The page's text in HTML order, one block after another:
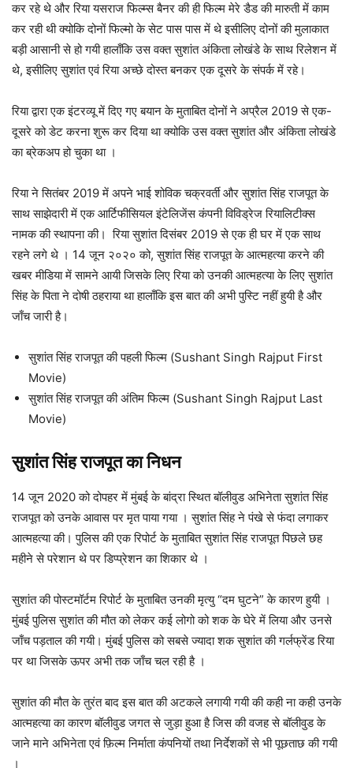
कर रहे थे और रिया यसराज फिल्म्स बैनर की ही फिल्म मेरे डैड की मारुती में काम
कर रही थी क्योकि दोनों फिल्मो के सेट पास पास में थे इसीलिए दोनों की मुलाकात
बड़ी आसानी से हो गयी हालाँकि उस वक्त सुशांत अंकिता लोखंडे के साथ रिलेशन में
थे, इसीलिए सुशांत एवं रिया अच्छे दोस्त बनकर एक दूसरे के संपर्क में रहे।
रिया द्वारा एक इंटरव्यू में दिए गए बयान के मुताबित दोनों ने अप्रैल 2019 से एक-
दूसरे को डेट करना शुरू कर दिया था क्योकि उस वक्त सुशांत और अंकिता लोखंडे
का ब्रेकअप हो चुका था ।
रिया ने सितंबर 2019 में अपने भाई शोविक चक्रवर्ती और सुशांत सिंह राजपूत के
साथ साझेदारी में एक आर्टिफीसियल इंटेलिजेंस कंपनी विविड्रेज रियालिटीक्स
नामक की स्थापना की। रिया सुशांत दिसंबर 2019 से एक ही घर में एक साथ
रहने लगे थे । 14 जून २०२० को, सुशांत सिंह राजपूत के आत्महत्या करने की
खबर मीडिया में सामने आयी जिसके लिए रिया को उनकी आत्महत्या के लिए सुशांत
सिंह के पिता ने दोषी ठहराया था हालाँकि इस बात की अभी पुस्टि नहीं हुयी है और
जाँच जारी है।
सुशांत सिंह राजपूत की पहली फिल्म (Sushant Singh Rajput First
Movie)
सुशांत सिंह राजपूत की अंतिम फिल्म (Sushant Singh Rajput Last
Movie)
सुशांत सिंह राजपूत का निधन
14 जून 2020 को दोपहर में मुंबई के बांद्रा स्थित बॉलीवुड अभिनेता सुशांत सिंह
राजपूत को उनके आवास पर मृत पाया गया । सुशांत सिंह ने पंखे से फंदा लगाकर
आत्महत्या की। पुलिस की एक रिपोर्ट के मुताबित सुशांत सिंह राजपूत पिछले छह
महीने से परेशान थे पर डिप्प्रेशन का शिकार थे ।
सुशांत की पोस्टमॉर्टम रिपोर्ट के मुताबित उनकी मृत्यु “दम घुटने” के कारण हुयी ।
मुंबई पुलिस सुशांत की मौत को लेकर कई लोगो को शक के घेरे में लिया और उनसे
जाँच पड़ताल की गयी। मुंबई पुलिस को सबसे ज्यादा शक सुशांत की गर्लफ्रेंड रिया
पर था जिसके ऊपर अभी तक जाँच चल रही है ।
सुशांत की मौत के तुरंत बाद इस बात की अटकले लगायी गयी की कही ना कही उनके
आत्महत्या का कारण बॉलीवुड जगत से जुड़ा हुआ है जिस की वजह से बॉलीवुड के
जाने माने अभिनेता एवं फ़िल्म निर्माता कंपनियों तथा निर्देशकों से भी पूछताछ की गयी
।